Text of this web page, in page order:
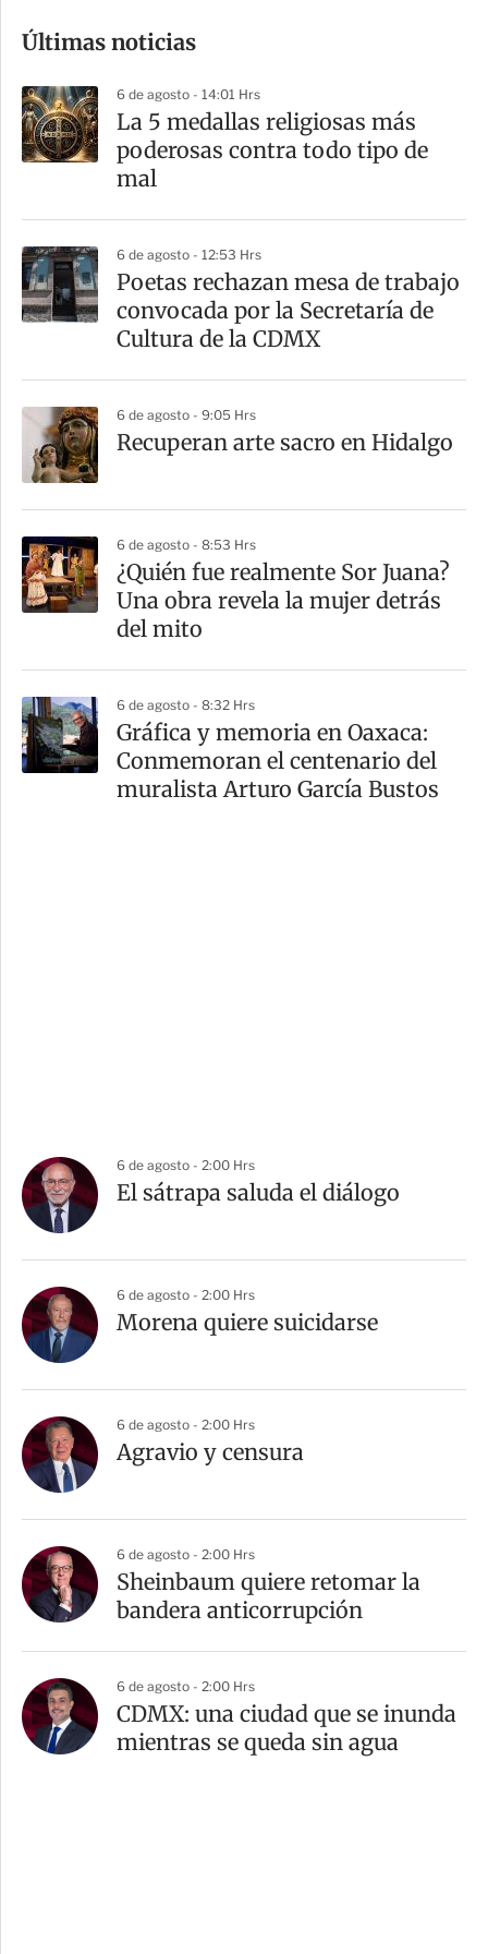
m
a
r
t
Últimas noticias
6 de agosto - 14:01 Hrs
La 5 medallas religiosas más
poderosas contra todo tipo de
mal
6 de agosto - 12:53 Hrs
Poetas rechazan mesa de trabajo
convocada por la Secretaría de
Cultura de la CDMX
6 de agosto - 9:05 Hrs
Recuperan arte sacro en Hidalgo
6 de agosto - 8:53 Hrs
¿Quién fue realmente Sor Juana?
Una obra revela la mujer detrás
del mito
6 de agosto - 8:32 Hrs
Gráfica y memoria en Oaxaca:
Conmemoran el centenario del
muralista Arturo García Bustos
6 de agosto - 2:00 Hrs
El sátrapa saluda el diálogo
6 de agosto - 2:00 Hrs
Morena quiere suicidarse
6 de agosto - 2:00 Hrs
Agravio y censura
6 de agosto - 2:00 Hrs
Sheinbaum quiere retomar la
bandera anticorrupción
6 de agosto - 2:00 Hrs
CDMX: una ciudad que se inunda
mientras se queda sin agua